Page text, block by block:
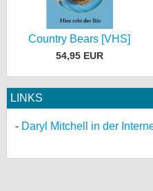
Country Bears [VHS]
54,95 EUR
LINKS
Daryl Mitchell in der